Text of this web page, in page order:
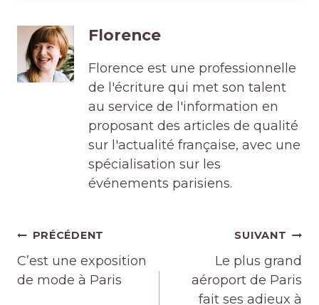
Florence
Florence est une professionnelle
de l'écriture qui met son talent
au service de l'information en
proposant des articles de qualité
sur l'actualité française, avec une
spécialisation sur les
événements parisiens.
Navigation
de
l’article
PRÉCÉDENT
C’est une exposition
de mode à Paris
SUIVANT
Le plus grand
aéroport de Paris
fait ses adieux à